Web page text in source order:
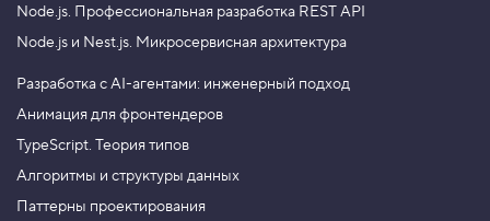
Node.js. Профессиональная разработка REST API
Node.js и Nest.js. Микросервисная архитектура
Разработка с AI-агентами: инженерный подход
Анимация для фронтендеров
TypeScript. Теория типов
Алгоритмы и структуры данных
Паттерны проектирования